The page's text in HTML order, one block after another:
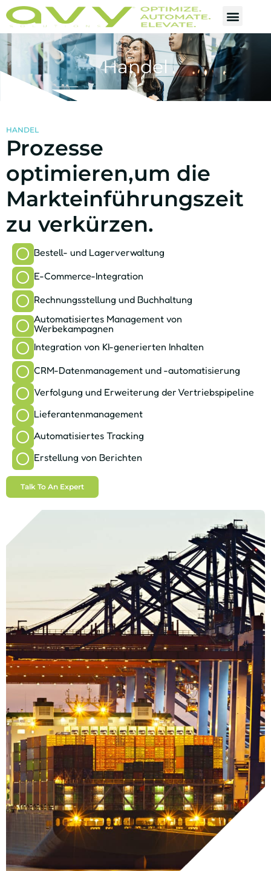
Handel
HANDEL
Prozesse
optimieren,um die
Markteinführungszeit
zu verkürzen.
Bestell- und Lagerverwaltung
E-Commerce-Integration
Rechnungsstellung und Buchhaltung
Automatisiertes Management von
Werbekampagnen
Integration von KI-generierten Inhalten
CRM-Datenmanagement und -automatisierung
Verfolgung und Erweiterung der Vertriebspipeline
Lieferantenmanagement
Automatisiertes Tracking
Erstellung von Berichten
Talk To An Expert